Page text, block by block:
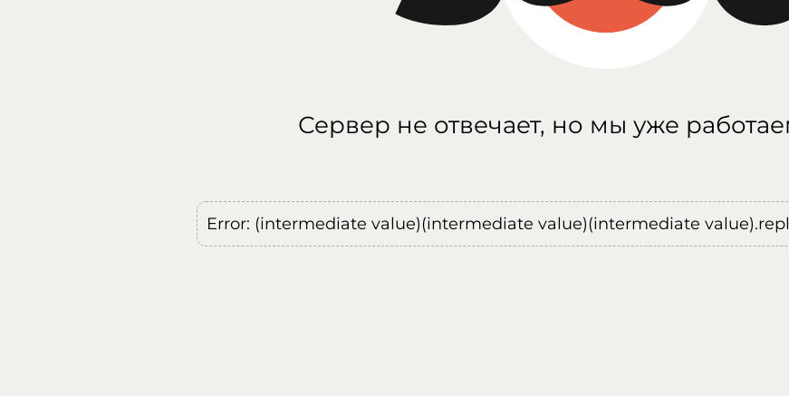
Сервер не отвечает, но мы уже
Error: (intermediate value)(intermediate value)(intermediate